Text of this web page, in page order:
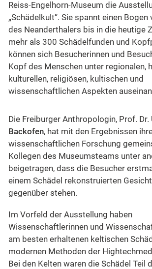
Reiss-Engelhorn-Museum die
„Schädelkult“. Sie spannt einen
des Neanderthalers bis in die heutige
mehr als 300 Schädelfunden und
können sich Besucherinnen und
Kopf des Menschen unter regionalen,
kulturellen, religiösen, kultischen und
wissenschaftlichen Aspekten
Die Freiburger Anthropologin, Prof. Dr.
Backofen, hat mit den Ergebnissen
wissenschaftlichen Forschung
Kollegen des Museumsteams unter
beigetragen, dass die Besucher
einem Schädel rekonstruierten
gegenüber stehen.
Im Vorfeld der Ausstellung haben
Wissenschaftlerinnen und
am besten erhaltenen keltischen
modernen Methoden der
Bei den Kelten waren die Schädel Teil